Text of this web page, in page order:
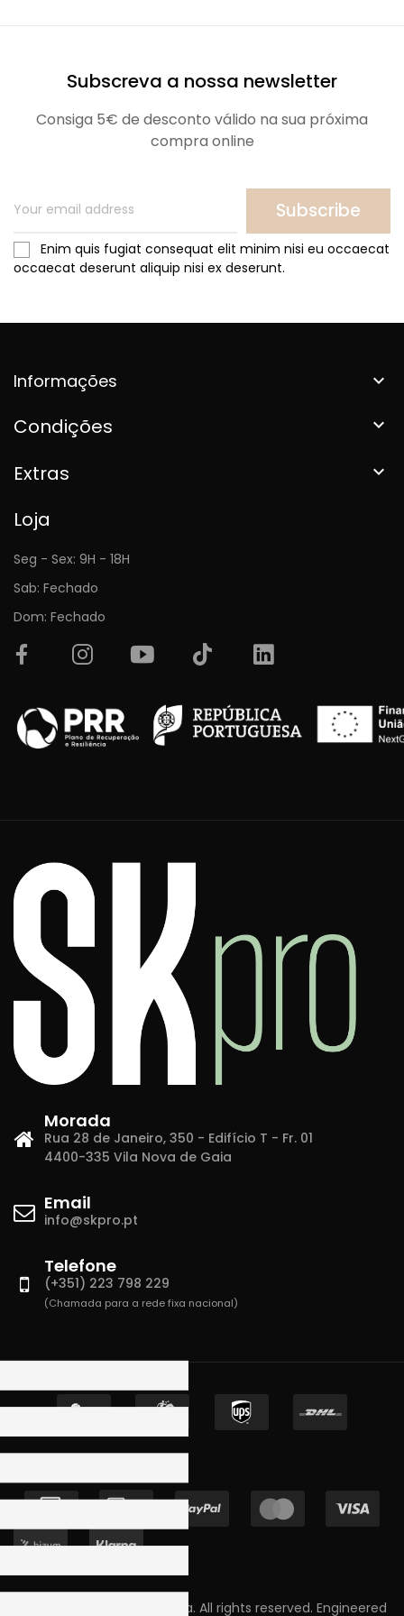
Subscreva a nossa newsletter
Consiga 5€ de desconto válido na sua próxima
compra online
Subscribe
Enim quis fugiat consequat elit minim nisi eu occaecat
occaecat deserunt aliquip nisi ex deserunt.
Informações 
Condições 
Extras 
Loja
Seg - Sex: 9H - 18H
Sab: Fechado
Dom: Fechado
Morada
Rua 28 de Janeiro, 350 - Edifício T - Fr. 01
4400-335 Vila Nova de Gaia
Email
info@skpro.pt
Telefone
(+351) 223 798 229
(Chamada para a rede fixa nacional)
Copyright © 2023 Skpro, Lda. All rights reserved. Engineered